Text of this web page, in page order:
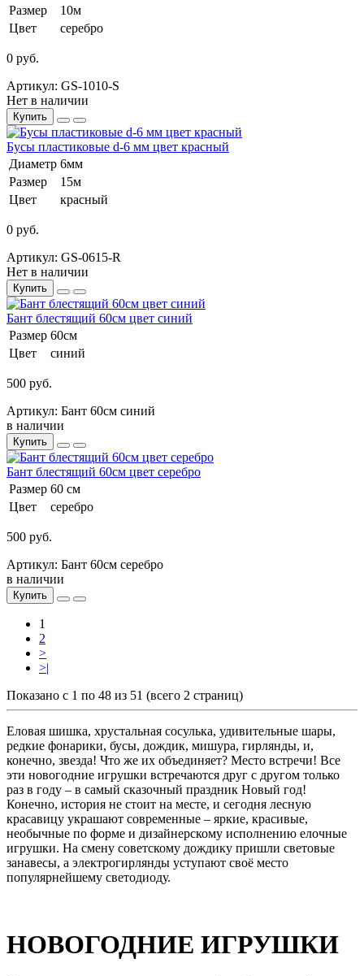
Размер
10м
Цвет
серебро
0 руб.
Артикул: GS-1010-S
Нет в наличии
Купить
Бусы пластиковые d-6 мм цвет красный
Диаметр 6мм
Размер
15м
Цвет
красный
0 руб.
Артикул: GS-0615-R
Нет в наличии
Купить
Бант блестящий 60см цвет синий
Размер 60см
Цвет
синий
500 руб.
Артикул: Бант 60см синий
в наличии
Купить
Бант блестящий 60см цвет серебро
Размер 60 см
Цвет
серебро
500 руб.
Артикул: Бант 60см серебро
в наличии
Купить
1
2
>
>|
Показано с 1 по 48 из 51 (всего 2 страниц)
Еловая шишка, хрустальная сосулька, удивительные шары,
редкие фонарики, бусы, дождик, мишура, гирлянды, и,
конечно, звезда! Что же их объединяет? Место встречи! Все
эти новогодние игрушки встречаются друг с другом только
раз в году – в самый сказочный праздник Новый год!
Конечно, история не стоит на месте, и сегодня лесную
красавицу украшают современные – яркие, красивые,
необычные по форме и дизайнерскому исполнению елочные
игрушки. На смену советскому дождику пришли световые
занавесы, а электрогирлянды уступают своё место
популярнейшему светодиоду.
НОВОГОДНИЕ ИГРУШКИ